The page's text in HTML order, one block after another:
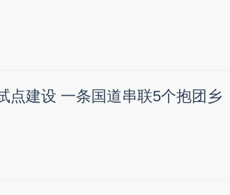
点建设 一条国道串联5个抱团乡